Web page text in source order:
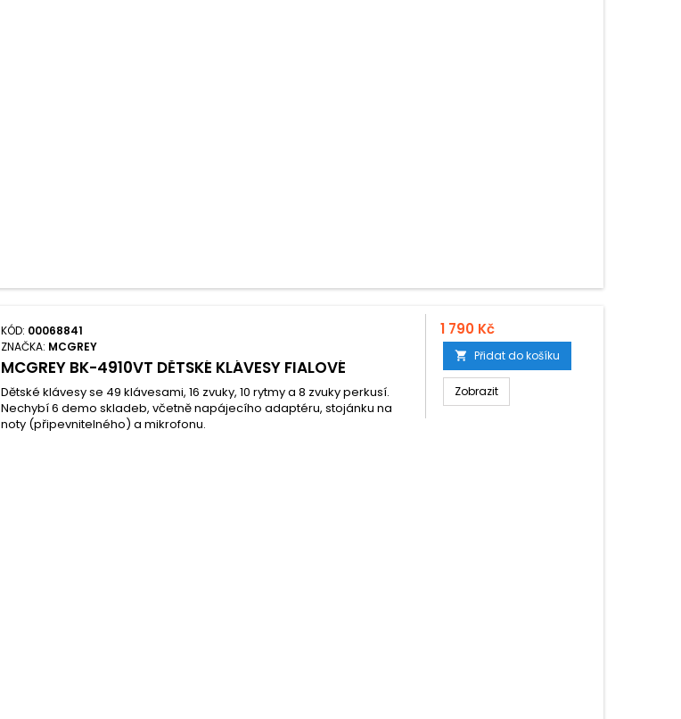
KÓD: 00068841
ZNAČKA: MCGREY
MCGREY BK-4910VT DĚTSKÉ KLÁVESY FIALOVÉ
Dětské klávesy se 49 klávesami, 16 zvuky, 10 rytmy a 8 zvuky perkusí.
Nechybí 6 demo skladeb, včetně napájecího adaptéru, stojánku na
noty (připevnitelného) a mikrofonu.
1 790 Kč
 Přidat do košíku
Zobrazit